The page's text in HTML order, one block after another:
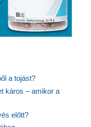
a tojást?
káros – amikor a
előtt?